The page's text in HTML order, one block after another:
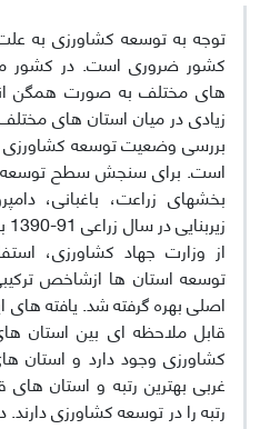
توجه به توسعه کشاورزی به
کشور ضروری است. در کشور
های مختلف به صورت همگن
زیادی در میان استان های
بررسی وضعیت توسعه
بخشهای زراعت، باغبانی،
از وزارت جهاد کشاورزی،
توسعه استان ها ازشاخص
اصلی بهره گرفته شد. یافته
قابل ملاحظه ای بین استان
کشاورزی وجود دارد و استان
غربی بهترین رتبه و استان
رتبه را در توسعه کشاورزی دارند.